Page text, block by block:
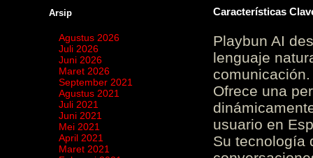
Arsip
Agustus 2026
Juli 2026
Juni 2026
Maret 2026
September 2021
Agustus 2021
Juli 2021
Juni 2021
Mei 2021
April 2021
Maret 2021
Características
Playbun AI
lenguaje
comunicación.
Ofrece una
usuario en
Su tecnología